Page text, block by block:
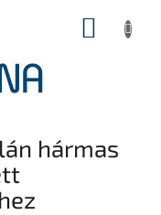
KOSÁR
hármas